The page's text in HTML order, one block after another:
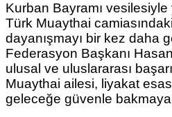
Kurban Bayramı
Türk Muaythai
dayanışmayı bir kez daha
Federasyon Başkanı Hasan
ulusal ve uluslararası
Muaythai ailesi, liyakat
geleceğe güvenle